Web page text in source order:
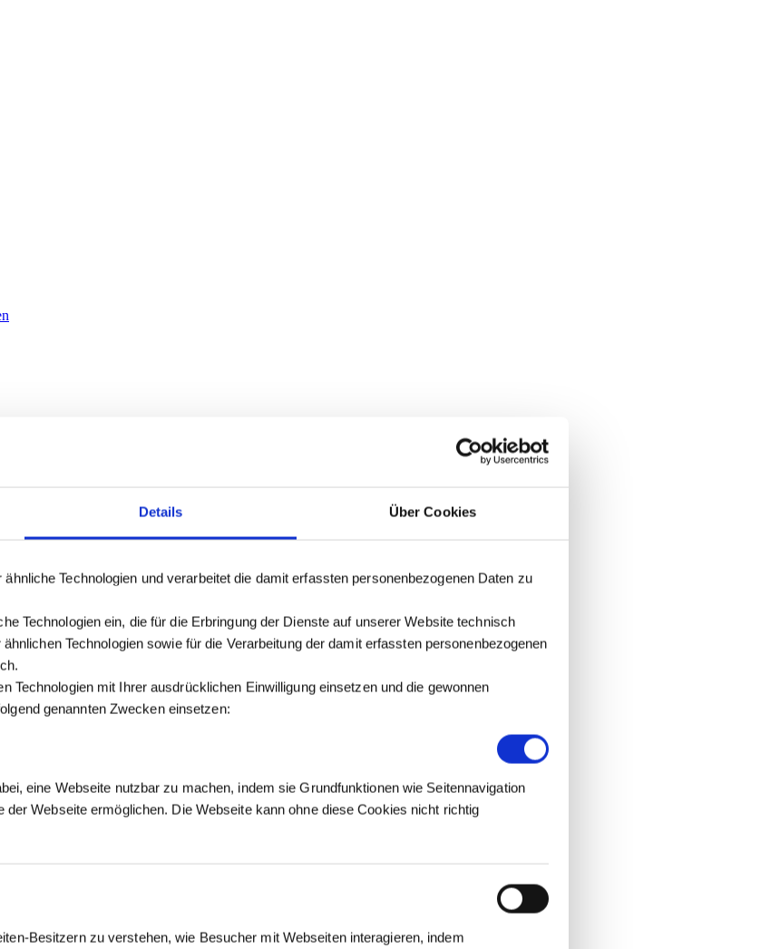
Details Über Cookies
Technologien und verarbeitet die damit erfassten personenbezogenen Daten zu
Technologien ein, die für die Erbringung der Dienste auf unserer Website technisch
Technologien sowie für die Verarbeitung der damit erfassten personenbezogenen
Technologien mit Ihrer ausdrücklichen Einwilligung einsetzen und die gewonnen
genannten Zwecken einsetzen:
eine Webseite nutzbar zu machen, indem sie Grundfunktionen wie Seitennavigation
der Webseite ermöglichen. Die Webseite kann ohne diese Cookies nicht richtig
Besitzern zu verstehen, wie Besucher mit Webseiten interagieren, indem